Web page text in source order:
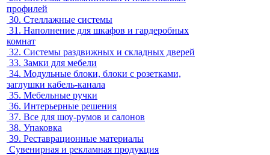
профилей
30. Стеллажные системы
31. Наполнение для шкафов и гардеробных
комнат
32. Системы раздвижных и складных дверей
33. Замки для мебели
34. Модульные блоки, блоки с розетками,
заглушки кабель-канала
35. Мебельные ручки
36. Интерьерные решения
37. Все для шоу-румов и салонов
38. Упаковка
39. Реставрационные материалы
Сувенирная и рекламная продукция